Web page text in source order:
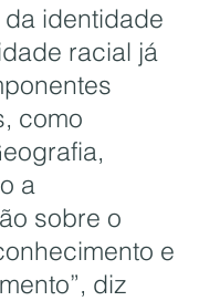
da identidade
racial já
como
a
sobre o
e
diz